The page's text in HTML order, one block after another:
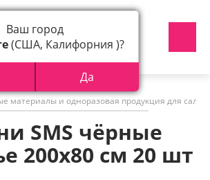
материалы и одноразовая продукция для
SMS чёрные
200х80 см 20 шт
Ваш город
(США, Калифорния )?
Да